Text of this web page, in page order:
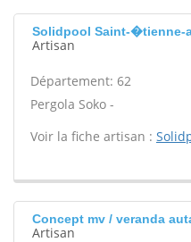
Solidpool Saint-�tienne-
Artisan
Département: 62
Pergola Soko -
Voir la fiche artisan :
Concept mv / veranda
Artisan